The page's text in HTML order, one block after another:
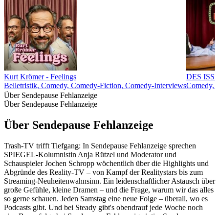
Kurt Krömer - Feelings
Belletristik, Comedy, Comedy-Fiction, Comedy-Interviews
DES
Comedy,
Über Sendepause Fehlanzeige
Über Sendepause Fehlanzeige
Über Sendepause Fehlanzeige
Trash-TV trifft Tiefgang: In Sendepause Fehlanzeige sprechen
SPIEGEL-Kolumnistin Anja Rützel und Moderator und
Schauspieler Jochen Schropp wöchentlich über die Highlights und
Abgründe des Reality-TV – von Kampf der Realitystars bis zum
Streaming-Neuheitenwahnsinn. Ein leidenschaftlicher Astausch über
große Gefühle, kleine Dramen – und die Frage, warum wir das alles
so gerne schauen. Jeden Samstag eine neue Folge – überall, wo es
Podcasts gibt. Und bei Steady gibt's obendrauf jede Woche noch